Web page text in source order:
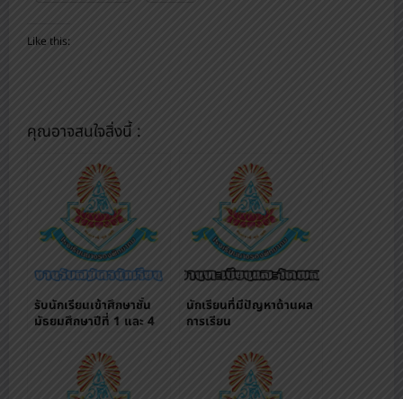
Like this:
คุณอาจสนใจสิ่งนี้ :
รับนักเรียนเข้าศึกษาชั้น
มัธยมศึกษาปีที่ 1 และ 4
นักเรียนที่มีปัญหาด้านผล
การเรียน